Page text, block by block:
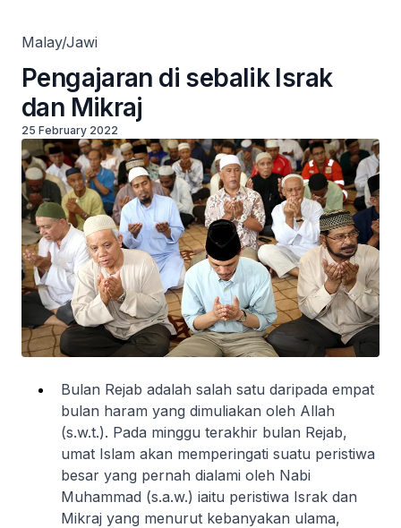
Malay/Jawi
Pengajaran di sebalik Israk
dan Mikraj
25 February 2022
Bulan Rejab adalah salah satu daripada empat
bulan haram yang dimuliakan oleh Allah
(s.w.t.). Pada minggu terakhir bulan Rejab,
umat Islam akan memperingati suatu peristiwa
besar yang pernah dialami oleh Nabi
Muhammad (s.a.w.) iaitu peristiwa Israk dan
Mikraj yang menurut kebanyakan ulama,